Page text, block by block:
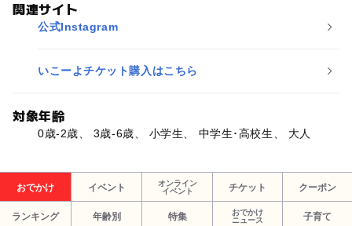
関連サイト
公式Instagram
いこーよチケット購入はこちら
対象年齢
0歳-2歳、 3歳-6歳、 小学生、 中学生･高校生、 大人
おでかけ イベント
オンライン
イベント
チケット クーポン
ランキング 年齢別 特集
おでかけ
ニュース
子育て